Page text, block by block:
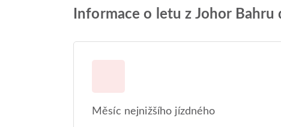
Informace o letu z Johor Bahru
Měsíc nejnižšího jízdného